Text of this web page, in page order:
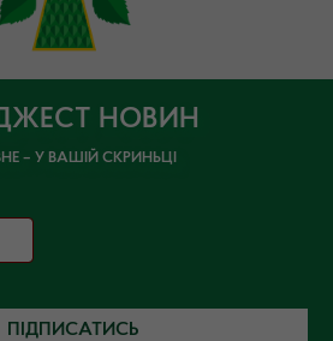
НОВИН
– У ВАШІЙ СКРИНЬЦІ
ПІДПИСАТИСЬ